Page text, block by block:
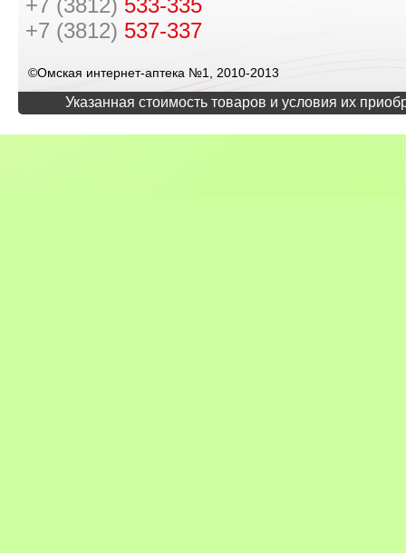
+7 (3812) 533-335
+7 (3812) 537-337
©Омская интернет-аптека №1, 2010-2013
Указанная стоимость товаров и условия их